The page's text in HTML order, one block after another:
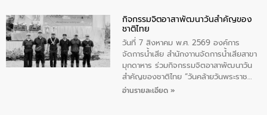
กิจกรรมจิตอาสาพัฒนาวันสําคัญของ
ชาติไทย
วันที่ 7 สิงหาคม พ.ศ. 2569 องค์การ
จัดการน้ำเสีย สำนักงาานจัดการน้ำเสียสาขา
มุกดาหาร ร่วมกิจกรรมจิตอาสาพัฒนาวัน
สําคัญของชาติไทย “วันคล้ายวันพระราช
สมภพ สมเด็จพระนางเจ้าสิริกิติ์พระบรม
อ่านรายละเอียด »